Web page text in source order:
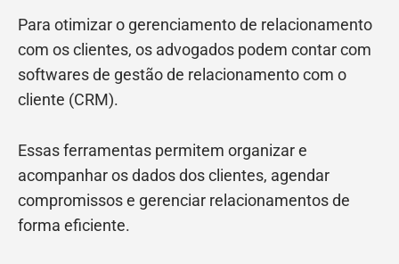
Para otimizar o gerenciamento de relacionamento
com os clientes, os advogados podem contar com
softwares de gestão de relacionamento com o
cliente (CRM).
Essas ferramentas permitem organizar e
acompanhar os dados dos clientes, agendar
compromissos e gerenciar relacionamentos de
forma eficiente.